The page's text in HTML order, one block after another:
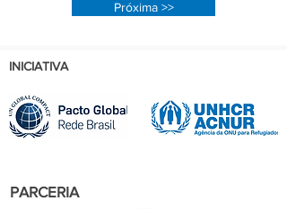
Próxima >>
INICIATIVA
PARCERIA